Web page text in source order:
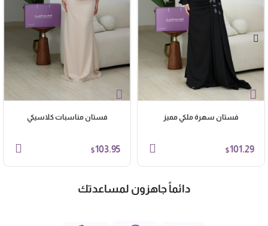
فستان سهرة ملكي مميز
$101.29
فستان مناسبات كلاسيكي
$103.95
دائماً جاهزون لمساعدتك